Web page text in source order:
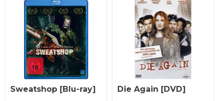
Sweatshop [Blu-ray] Die Again [DVD]